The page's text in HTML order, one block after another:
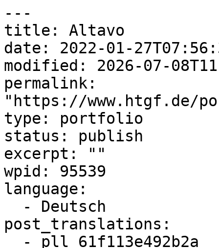
---
title: Altavo
date: 2022-01-
modified: 2026-07-
permalink:
"https://www.htgf.de/
type: portfolio
status: publish
excerpt: ""
wpid: 95539
language:
post_translations: